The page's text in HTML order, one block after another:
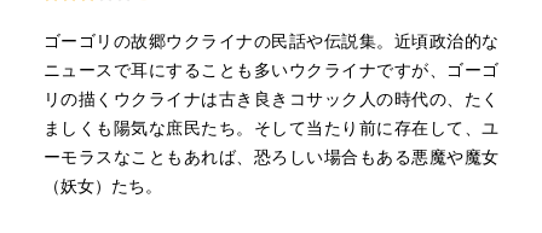
ゴーゴリの故郷ウクライナの民話や伝説集。近頃政治的な
ニュースで耳にすることも多いウクライナですが、ゴーゴ
リの描くウクライナは古き良きコサック人の時代の、たく
ましくも陽気な庶民たち。そして当たり前に存在して、ユ
ーモラスなこともあれば、恐ろしい場合もある悪魔や魔女
（妖女）たち。